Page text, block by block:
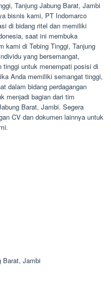
Tanjung Jabung Barat, Jambi
bisnis kami, PT Indomarco
di bidang ritel dan memiliki
saat ini membuka
kami di Tebing Tinggi, Tanjung
yang bersemangat,
untuk menempati posisi di
Anda memiliki semangat tinggi,
dalam bidang perdagangan
menjadi bagian dari tim
Barat, Jambi. Segera
CV dan dokumen lainnya untuk
Barat, Jambi